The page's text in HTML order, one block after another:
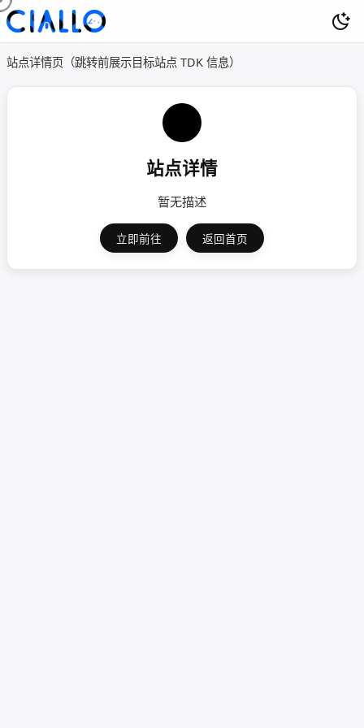
站点详情页（跳转前展示目标站点 TDK 信息）
站点详情
暂无描述
立即前往 返回首页